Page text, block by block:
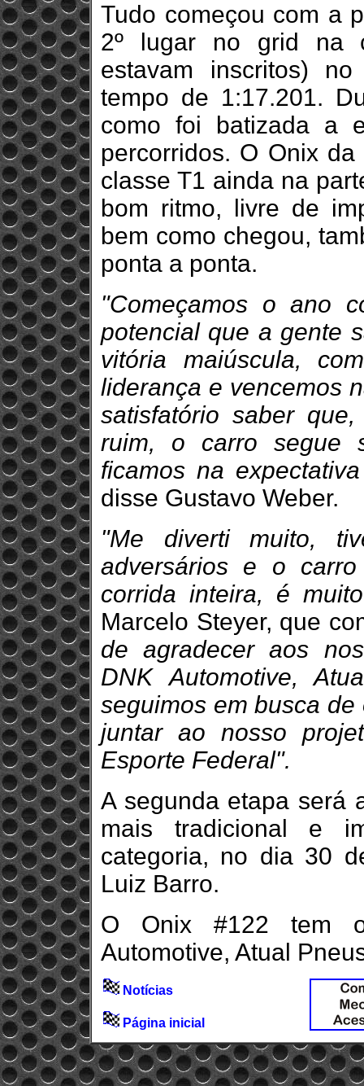
Tudo começou com a
2º lugar no grid na
estavam inscritos)
tempo de 1:17.201.
como foi batizada a
percorridos. O Onix
classe T1 ainda na
bom ritmo, livre de
bem como chegou,
ponta a ponta.
"Começamos o ano
potencial que a gente
vitória maiúscula,
liderança e vencemos
satisfatório saber
ruim, o carro segue
ficamos na
disse Gustavo Weber.
"Me diverti muito,
adversários e o
corrida inteira, é
Marcelo Steyer, que
de agradecer aos
DNK Automotive,
seguimos em busca
juntar ao nosso
Esporte Federal".
A segunda etapa será
mais tradicional e
categoria, no dia 30
Luiz Barro.
O Onix #122 tem
Automotive, Atual
Notícias
Página inicial